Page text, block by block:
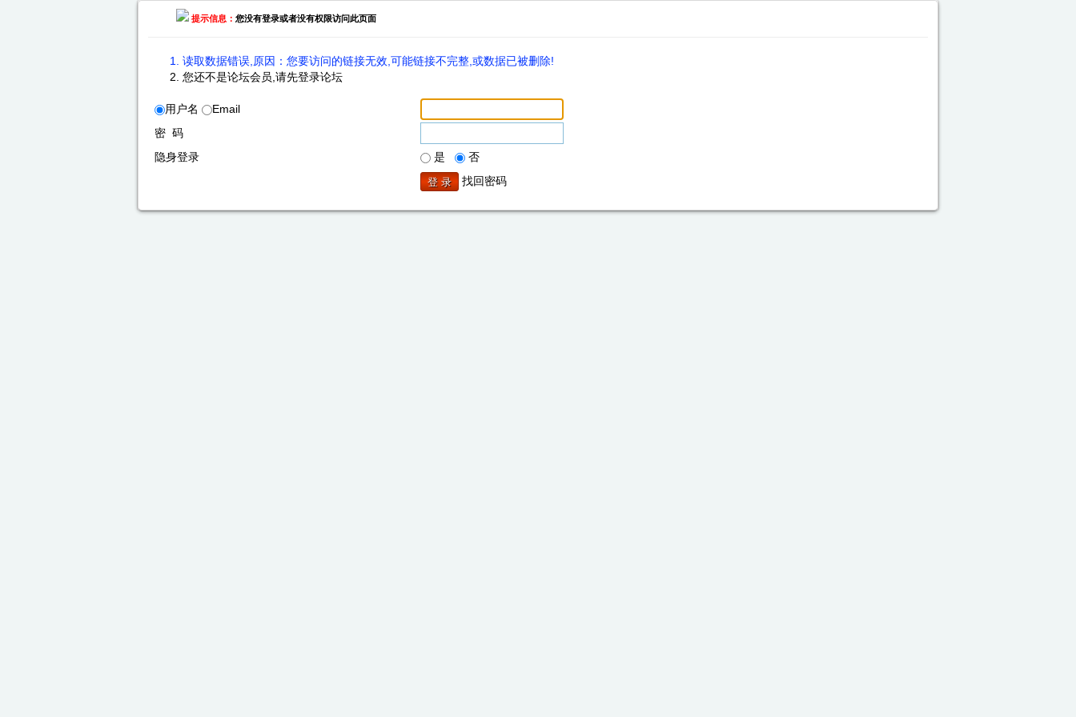
提示信息： 您没有登录或者没有权限访问此页面
读取数据错误,原因：您要访问的链接无效,可能链接不完整,或数据已被删除!
您还不是论坛会员,请先登录论坛
用户名
Email
密 码
隐身登录
是
否
找回密码